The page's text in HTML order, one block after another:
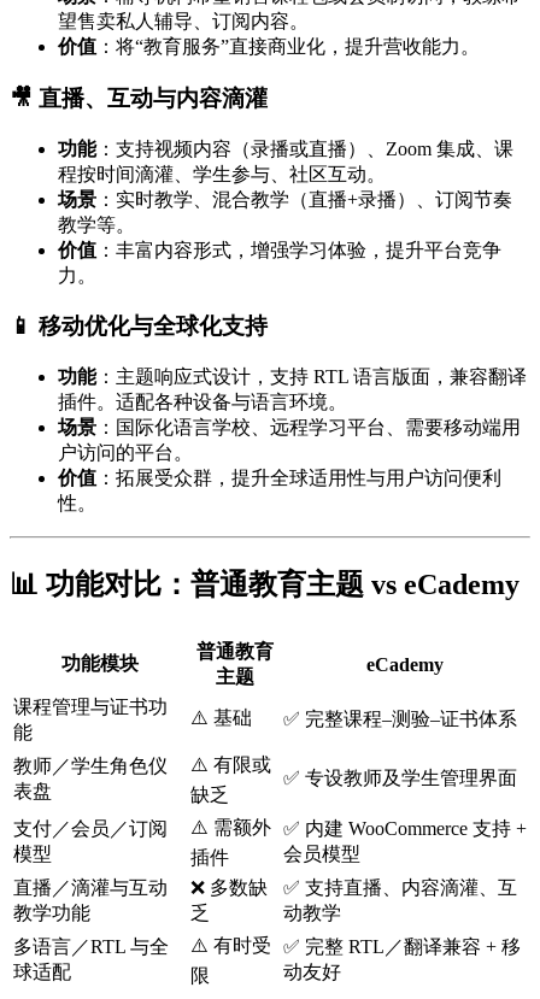
望售卖私人辅导、订阅内容。
价值 ：将“教育服务”直接商业化，提升营收能力。
🎥 直播、互动与内容滴灌
功能：支持视频内容（录播或直播）、Zoom 集成、课
程按时间滴灌、学生参与、社区互动。
场景 ：实时教学、混合教学（直播+录播）、订阅节奏
教学等。
价值 ：丰富内容形式，增强学习体验，提升平台竞争
力。
📱 移动优化与全球化支持
功能：主题响应式设计，支持 RTL 语言版面，兼容翻译
插件。适配各种设备与语言环境。
场景 ：国际化语言学校、远程学习平台、需要移动端用
户访问的平台。
价值 ：拓展受众群，提升全球适用性与用户访问便利
性。
📊 功能对比：普通教育主题 vs eCademy
功能模块
普通教育
主题
eCademy
课程管理与证书功
能
⚠️ 基础 ✅ 完整课程–测验–证书体系
教师／学生角色仪
表盘
⚠️ 有限或
缺乏
✅ 专设教师及学生管理界面
支付／会员／订阅
模型
⚠️ 需额外
插件
✅ 内建 WooCommerce 支持 +
会员模型
直播／滴灌与互动
教学功能
❌ 多数缺
乏
✅ 支持直播、内容滴灌、互
动教学
多语言／RTL 与全
球适配
⚠️ 有时受
限
✅ 完整 RTL／翻译兼容 + 移
动友好